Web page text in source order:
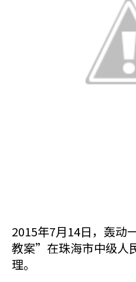
2015年7月14日，轰动
教案”在珠海市中级人
理。